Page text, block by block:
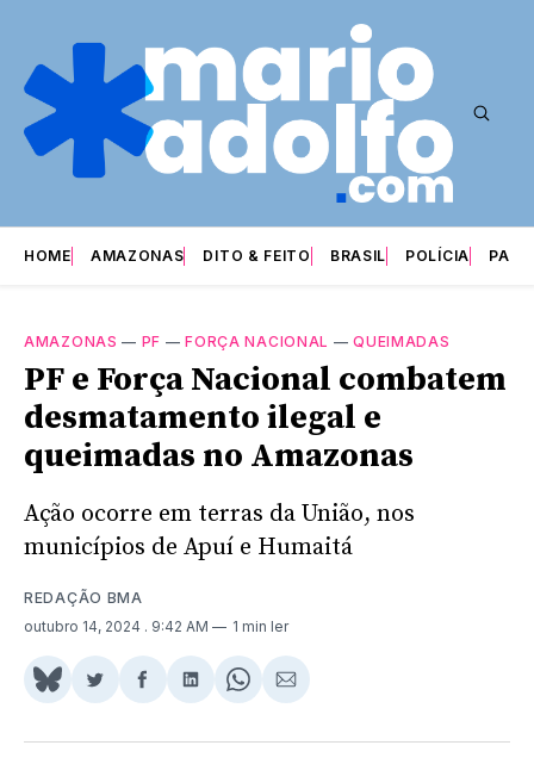
HOME AMAZONAS DITO & FEITO BRASIL POLÍCIA
AMAZONAS — PF —FORÇA NACIONAL —QUEIMADAS
PF e Força Nacional combatem
desmatamento ilegal e
queimadas no Amazonas
Ação ocorre em terras da União, nos
municípios de Apuí e Humaitá
REDAÇÃO BMA
outubro 14, 2024 . 9:42 AM 1 min ler
Share
BlueSky
Compartilhar
Twitter
Compartilhar
Facebook
Compartilhar
LinkedIn
Share
WhatsApp
Compartilhar
Email